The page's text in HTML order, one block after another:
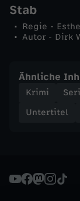
i
s
c
h
e
Stab
Regie -
Autor - Dirk
Ähnliche
Krimi
Untertitel